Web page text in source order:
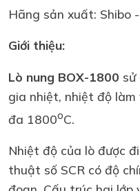
Hãng sản xuất: Shibo
Giới thiệu:
Lò nung BOX-1800 sử
gia nhiệt, nhiệt độ
đa 1800oC.
Nhiệt độ của lò được
thuật số SCR có độ